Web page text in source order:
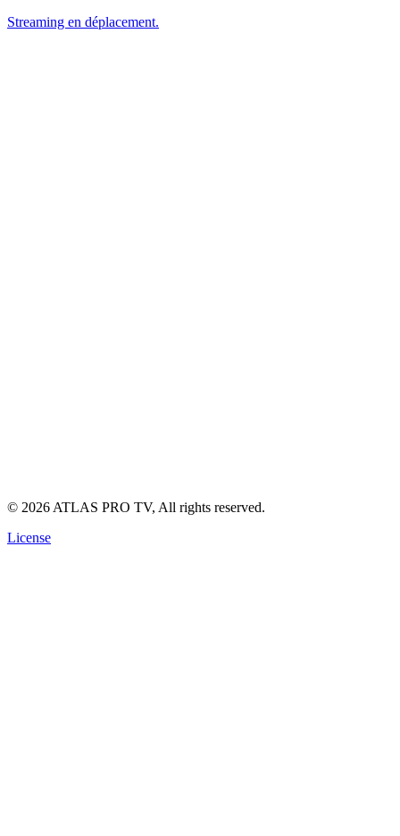
Streaming en déplacement.
© 2026 ATLAS PRO TV, All rights reserved.
License